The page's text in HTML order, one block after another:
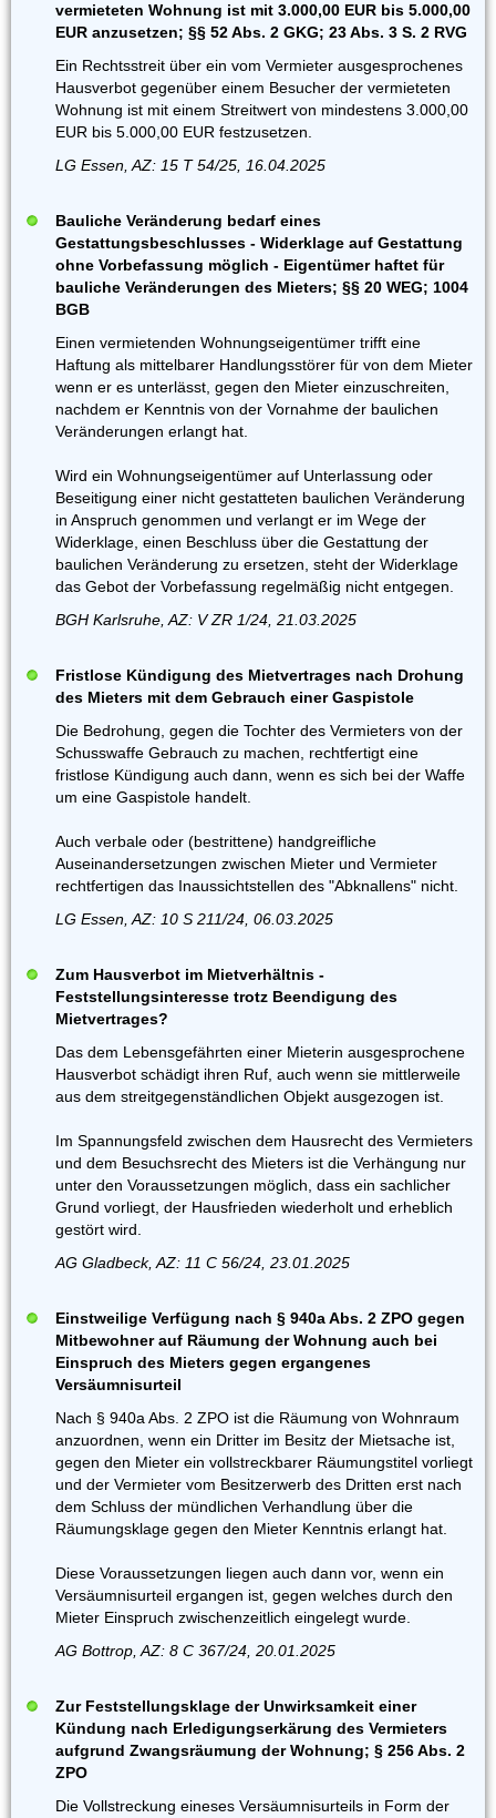
vermieteten Wohnung ist mit 3.000,00 EUR bis 5.000,00
EUR anzusetzen; §§ 52 Abs. 2 GKG; 23 Abs. 3 S. 2 RVG
Ein Rechtsstreit über ein vom Vermieter ausgesprochenes
Hausverbot gegenüber einem Besucher der vermieteten
Wohnung ist mit einem Streitwert von mindestens 3.000,00
EUR bis 5.000,00 EUR festzusetzen.
LG Essen, AZ: 15 T 54/25, 16.04.2025
Bauliche Veränderung bedarf eines
Gestattungsbeschlusses - Widerklage auf Gestattung
ohne Vorbefassung möglich - Eigentümer haftet für
bauliche Veränderungen des Mieters; §§ 20 WEG; 1004
BGB
Einen vermietenden Wohnungseigentümer trifft eine
Haftung als mittelbarer Handlungsstörer für von dem Mieter
wenn er es unterlässt, gegen den Mieter einzuschreiten,
nachdem er Kenntnis von der Vornahme der baulichen
Veränderungen erlangt hat.
Wird ein Wohnungseigentümer auf Unterlassung oder
Beseitigung einer nicht gestatteten baulichen Veränderung
in Anspruch genommen und verlangt er im Wege der
Widerklage, einen Beschluss über die Gestattung der
baulichen Veränderung zu ersetzen, steht der Widerklage
das Gebot der Vorbefassung regelmäßig nicht entgegen.
BGH Karlsruhe, AZ: V ZR 1/24, 21.03.2025
Fristlose Kündigung des Mietvertrages nach Drohung
des Mieters mit dem Gebrauch einer Gaspistole
Die Bedrohung, gegen die Tochter des Vermieters von der
Schusswaffe Gebrauch zu machen, rechtfertigt eine
fristlose Kündigung auch dann, wenn es sich bei der Waffe
um eine Gaspistole handelt.
Auch verbale oder (bestrittene) handgreifliche
Auseinandersetzungen zwischen Mieter und Vermieter
rechtfertigen das Inaussichtstellen des "Abknallens" nicht.
LG Essen, AZ: 10 S 211/24, 06.03.2025
Zum Hausverbot im Mietverhältnis -
Feststellungsinteresse trotz Beendigung des
Mietvertrages?
Das dem Lebensgefährten einer Mieterin ausgesprochene
Hausverbot schädigt ihren Ruf, auch wenn sie mittlerweile
aus dem streitgegenständlichen Objekt ausgezogen ist.
Im Spannungsfeld zwischen dem Hausrecht des Vermieters
und dem Besuchsrecht des Mieters ist die Verhängung nur
unter den Voraussetzungen möglich, dass ein sachlicher
Grund vorliegt, der Hausfrieden wiederholt und erheblich
gestört wird.
AG Gladbeck, AZ: 11 C 56/24, 23.01.2025
Einstweilige Verfügung nach § 940a Abs. 2 ZPO gegen
Mitbewohner auf Räumung der Wohnung auch bei
Einspruch des Mieters gegen ergangenes
Versäumnisurteil
Nach § 940a Abs. 2 ZPO ist die Räumung von Wohnraum
anzuordnen, wenn ein Dritter im Besitz der Mietsache ist,
gegen den Mieter ein vollstreckbarer Räumungstitel vorliegt
und der Vermieter vom Besitzerwerb des Dritten erst nach
dem Schluss der mündlichen Verhandlung über die
Räumungsklage gegen den Mieter Kenntnis erlangt hat.
Diese Voraussetzungen liegen auch dann vor, wenn ein
Versäumnisurteil ergangen ist, gegen welches durch den
Mieter Einspruch zwischenzeitlich eingelegt wurde.
AG Bottrop, AZ: 8 C 367/24, 20.01.2025
Zur Feststellungsklage der Unwirksamkeit einer
Kündung nach Erledigungserkärung des Vermieters
aufgrund Zwangsräumung der Wohnung; § 256 Abs. 2
ZPO
Die Vollstreckung eineses Versäumnisurteils in Form der